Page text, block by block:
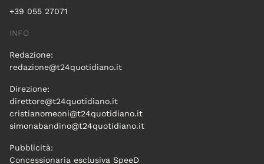
+39 055 27071
INFO
Redazione:
redazione@t24quotidiano.it
Direzione:
direttore@t24quotidiano.it
cristianomeoni@t24quotidiano.it
simonabandino@t24quotidiano.it
Pubblicità:
Concessionaria esclusiva SpeeD